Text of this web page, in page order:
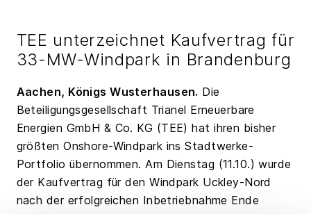
TEE unterzeichnet Kaufvertrag für
33-MW-Windpark in Brandenburg
Aachen, Königs Wusterhausen. Die
Beteiligungsgesellschaft Trianel Erneuerbare
Energien GmbH & Co. KG (TEE) hat ihren bisher
größten Onshore-Windpark ins Stadtwerke-
Portfolio übernommen. Am Dienstag (11.10.) wurde
der Kaufvertrag für den Windpark Uckley-Nord
nach der erfolgreichen Inbetriebnahme Ende